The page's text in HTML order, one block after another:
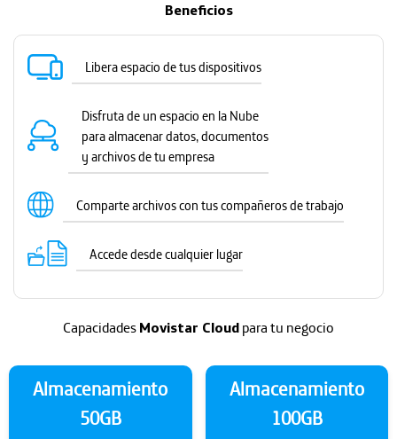
Beneficios
Libera espacio de tus dispositivos
Disfruta de un espacio en la Nube
para almacenar datos, documentos
y archivos de tu empresa
Comparte archivos con tus compañeros de trabajo
Accede desde cualquier lugar
Capacidades Movistar Cloud para tu negocio
Almacenamiento
50GB
Almacenamiento
100GB